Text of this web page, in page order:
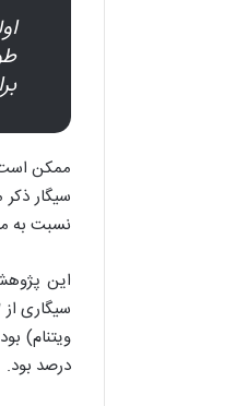
ممکن است
سیگار
نسبت به
درصد بود.